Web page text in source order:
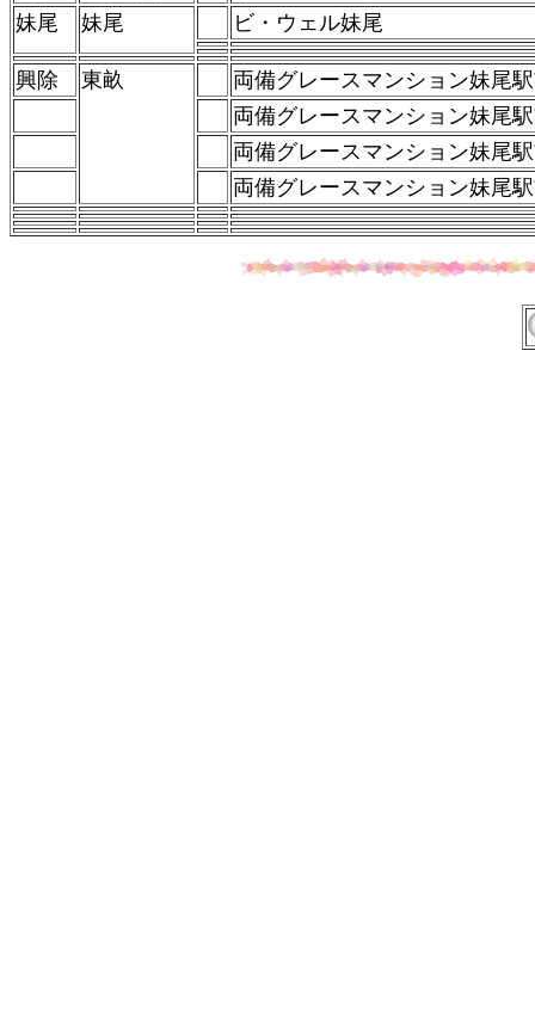
妹尾
妹尾 ビ・ウェル妹尾
興除 東畝
両備グレースマンション妹尾
両備グレースマンション妹尾
両備グレースマンション妹尾
両備グレースマンション妹尾